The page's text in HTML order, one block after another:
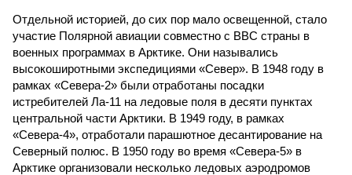
Отдельной историей, до сих пор мало освещенной, стало
участие Полярной авиации совместно с ВВС страны в
военных программах в Арктике. Они назывались
высокоширотными экспедициями «Север». В 1948 году в
рамках «Севера-2» были отработаны посадки
истребителей Ла-11 на ледовые поля в десяти пунктах
центральной части Арктики. В 1949 году, в рамках
«Севера-4», отработали парашютное десантирование на
Северный полюс. В 1950 году во время «Севера-5» в
Арктике организовали несколько ледовых аэродромов